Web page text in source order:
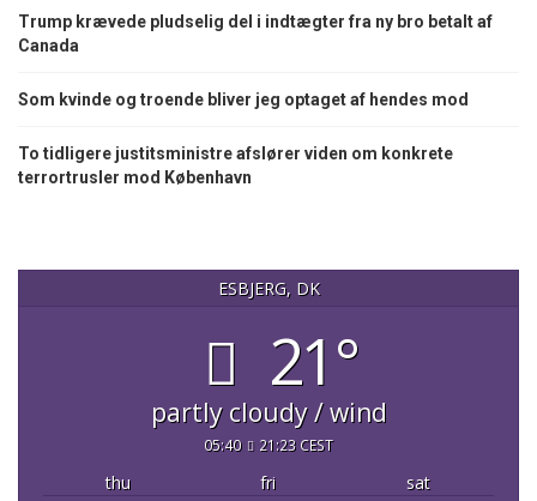
Trump krævede pludselig del i indtægter fra ny bro betalt af
Canada
Som kvinde og troende bliver jeg optaget af hendes mod
To tidligere justitsministre afslører viden om konkrete
terrortrusler mod København
ESBJERG, DK
21°
partly cloudy / wind
05:40 21:23 CEST
thu fri sat